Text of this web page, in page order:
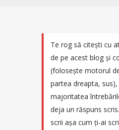
Te rog să citești cu
de pe acest blog și
(folosește motorul
partea dreapta,
majoritatea
deja un răspuns
scrii așa cum ți-ai